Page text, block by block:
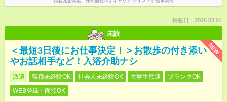
掲載日：2026.08.04
未読
NEW
＜最短3日後にお仕事決定！＞お散歩の付き添い
やお話相手など！入浴介助ナシ
派遣 職種未経験OK 社会人未経験OK 大学生歓迎
ブランクOK
WEB登録・面接OK